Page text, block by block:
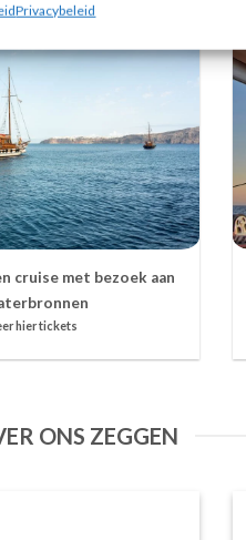
Privacybeleid
cruise met bezoek aan
hier tickets
ONS ZEGGEN